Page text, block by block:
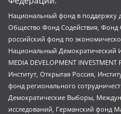
Национальный фонд в поддержку
Общество Фонд Содействия,
российский фонд по
Национальный Демократический
MEDIA DEVELOPMENT
Институт, Открытая Россия,
фонд регионального
Демократические Выборы,
исследований, Германский фонд